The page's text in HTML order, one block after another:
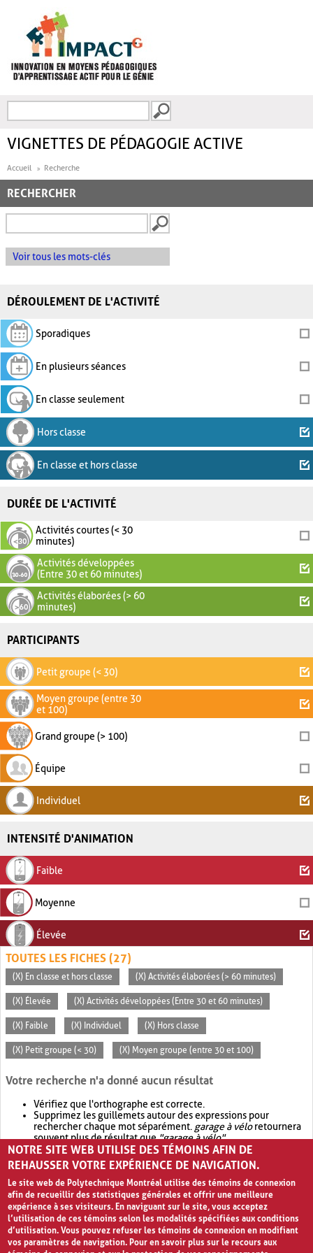
FORMULAIRE DE
VIGNETTES DE PÉDAGOGIE ACTIVE
Accueil Recherche
RECHERCHER
Voir tous les mots-clés
DÉROULEMENT DE L'ACTIVITÉ
Sporadiques
En plusieurs séances
En classe seulement
Hors classe
En classe et hors classe
DURÉE DE L'ACTIVITÉ
Activités courtes (< 30
minutes)
Activités développées
(Entre 30 et 60 minutes)
Activités élaborées (> 60
minutes)
PARTICIPANTS
Petit groupe (< 30)
Moyen groupe (entre 30
et 100)
Grand groupe (> 100)
Équipe
Individuel
INTENSITÉ D'ANIMATION
Faible
Moyenne
Élevée
TOUTES LES FICHES (27)
(X) En classe et hors classe (X) Activités élaborées (> 60 minutes)
(X) Élevée (X) Activités développées (Entre 30 et 60 minutes)
(X) Faible (X) Individuel (X) Hors classe
(X) Petit groupe (< 30) (X) Moyen groupe (entre 30 et 100)
Votre recherche n'a donné aucun résultat
Vérifiez que l'orthographe est correcte.
Supprimez les guillemets autour des expressions pour
rechercher chaque mot séparément. garage à véloretournera
souvent plus de résultat que"garage à vélo".
Envisagez d'élargir votre recherche avec OR.garage OR vélo
retournera souvent plus de résultat quegarage à vélo
NOTRE SITE WEB UTILISE DES TÉMOINS AFIN DE
REHAUSSER VOTRE EXPÉRIENCE DE NAVIGATION.
Le site web de Polytechnique Montréal utilise des témoins de connexion
afin de recueillir des statistiques générales et offrir une meilleure
expérience à ses visiteurs. En naviguant sur le site, vous acceptez
l’utilisation de ces témoins selon les modalités spécifiées aux conditions
d’utilisation. Vous pouvez refuser les témoins de connexion en modifiant
vos paramètres de navigation. Pour en savoir plus sur le recours aux